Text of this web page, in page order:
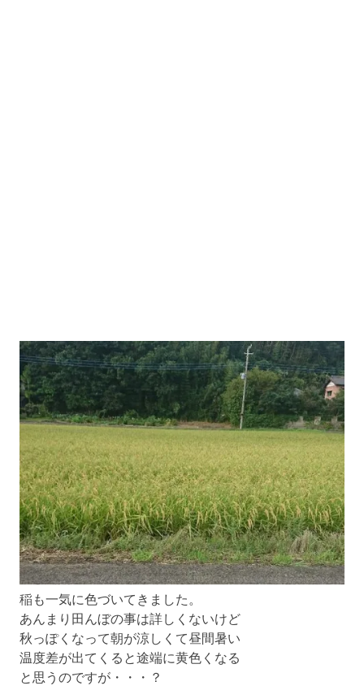
稲も一気に色づいてきました。
あんまり田んぼの事は詳しくないけど
秋っぽくなって朝が涼しくて昼間暑い
温度差が出てくると途端に黄色くなる
と思うのですが・・・？